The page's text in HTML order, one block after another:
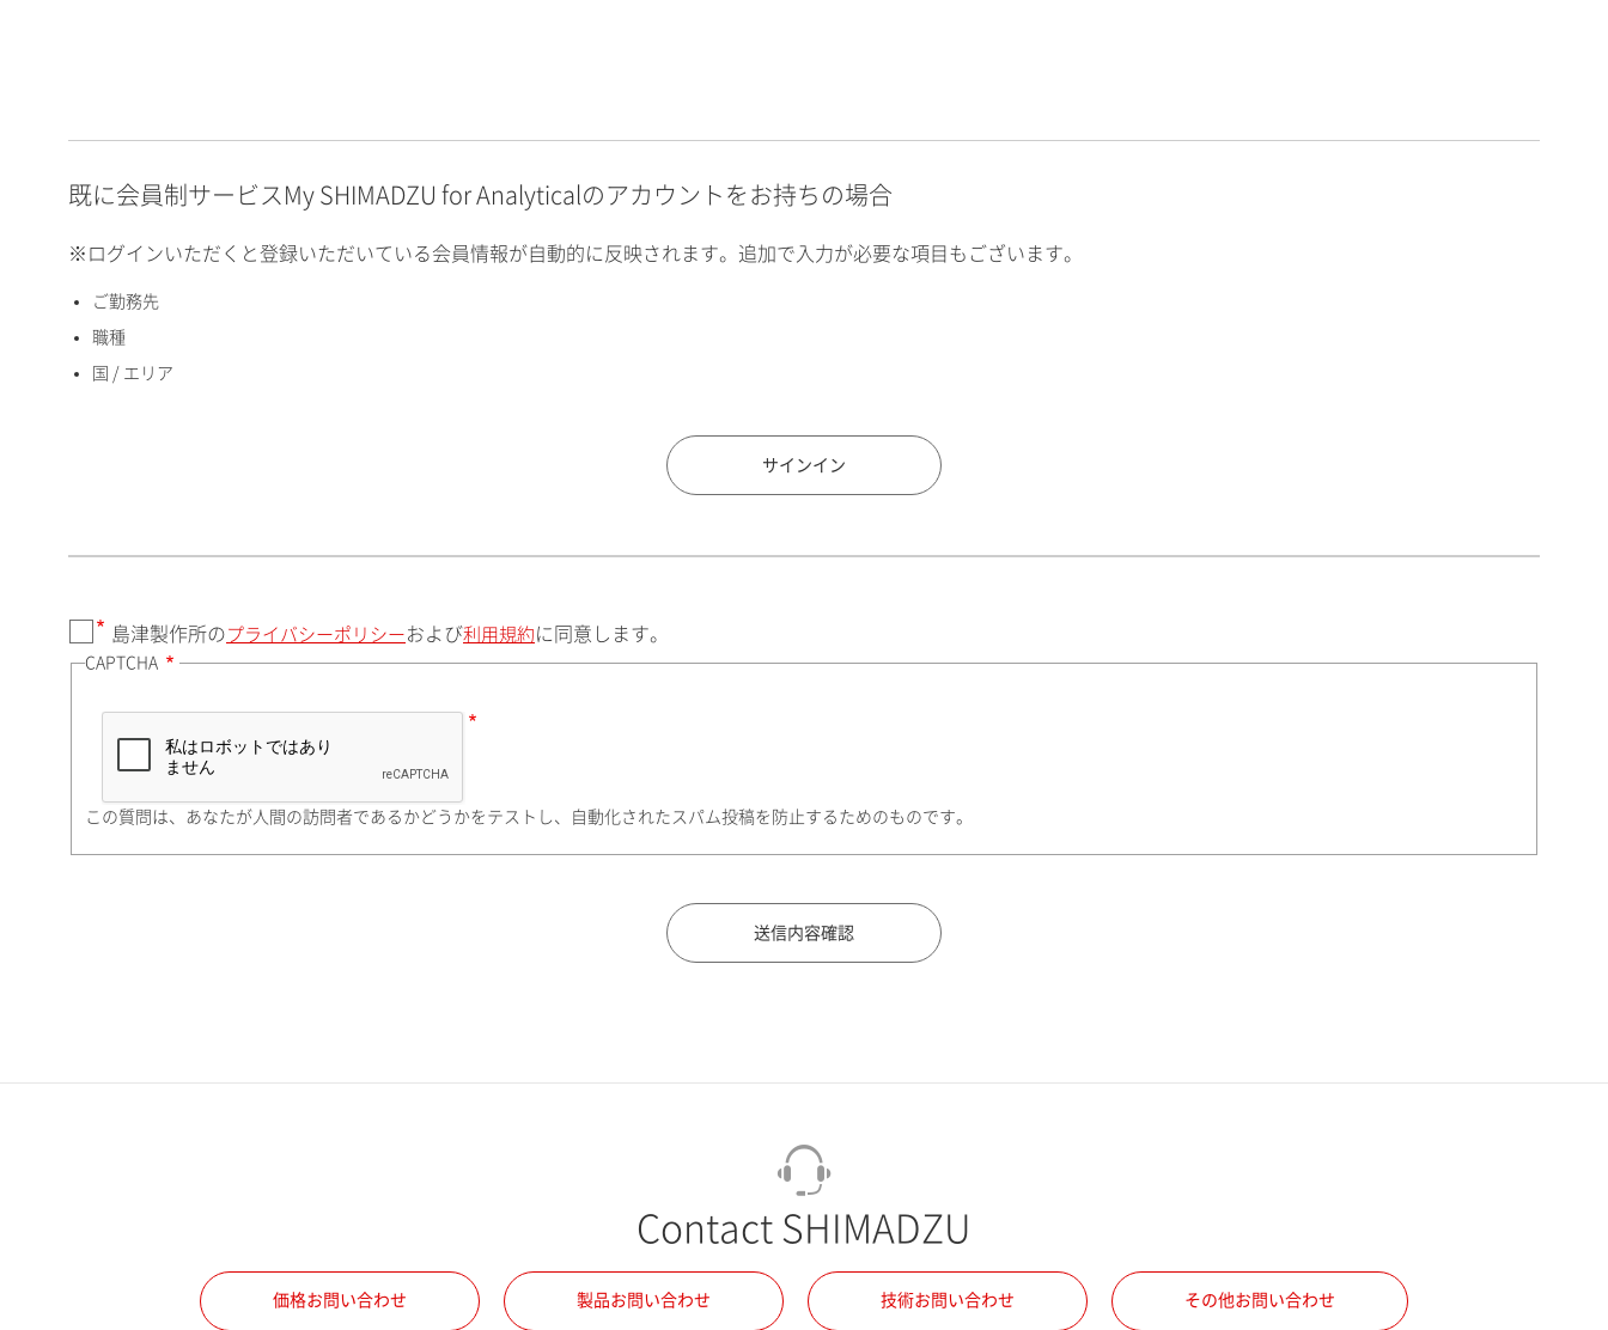
英数）
国 / エリア
住所検索
町名・番地（勤務先）
既に会員制サービスMy SHIMADZU for Analyticalのアカウントをお持ちの場合
※ログインいただくと登録いただいている会員情報が自動的に反映されます。追加で入力が必要な項目もございます。
ご勤務先
職種
国 / エリア
サインイン
島津製作所の プライバシーポリシー および利用規約 に同意します。
CAPTCHA
この質問は、あなたが人間の訪問者であるかどうかをテストし、自動化されたスパム投稿を防止するためのものです。
Contact SHIMADZU
価格お問い合わせ 製品お問い合わせ 技術お問い合わせ その他お問い合わせ